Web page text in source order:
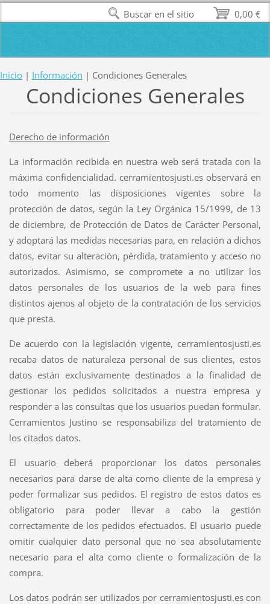
Inicio | Información | Condiciones Generales
Condiciones Generales
Derecho de información
La información recibida en nuestra web será tratada con la
máxima confidencialidad. cerramientosjusti.es observará en
todo momento las disposiciones vigentes sobre la
protección de datos, según la Ley Orgánica 15/1999, de 13
de diciembre, de Protección de Datos de Carácter Personal,
y adoptará las medidas necesarias para, en relación a dichos
datos, evitar su alteración, pérdida, tratamiento y acceso no
autorizados. Asimismo, se compromete a no utilizar los
datos personales de los usuarios de la web para fines
distintos ajenos al objeto de la contratación de los servicios
que presta.
De acuerdo con la legislación vigente, cerramientosjusti.es
recaba datos de naturaleza personal de sus clientes, estos
datos están exclusivamente destinados a la finalidad de
gestionar los pedidos solicitados a nuestra empresa y
responder a las consultas que los usuarios puedan formular.
Cerramientos Justino se responsabiliza del tratamiento de
los citados datos.
El usuario deberá proporcionar los datos personales
necesarios para darse de alta como cliente de la empresa y
poder formalizar sus pedidos. El registro de estos datos es
obligatorio para poder llevar a cabo la gestión
correctamente de los pedidos efectuados. El usuario puede
omitir cualquier dato personal que no sea absolutamente
necesario para el alta como cliente o formalización de la
compra.
Los datos podrán ser utilizados por cerramientosjusti.es con
0,00 €
Buscar en el sitio